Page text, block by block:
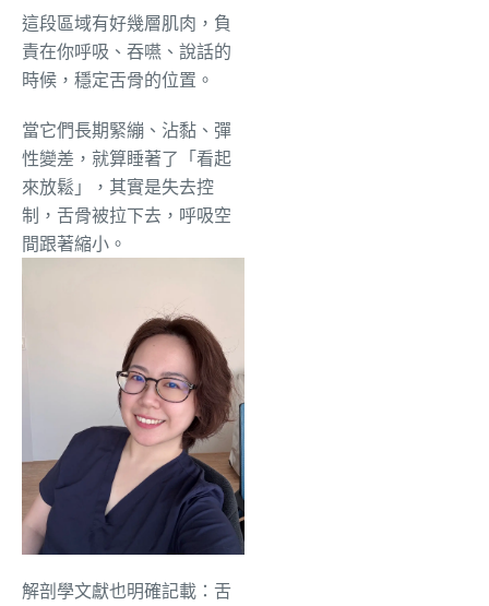
這段區域有好幾層肌肉，負
責在你呼吸、吞嚥、說話的
時候，穩定舌骨的位置。
當它們長期緊繃、沾黏、彈
性變差，就算睡著了「看起
來放鬆」，其實是失去控
制，舌骨被拉下去，呼吸空
間跟著縮小。
解剖學文獻也明確記載：舌